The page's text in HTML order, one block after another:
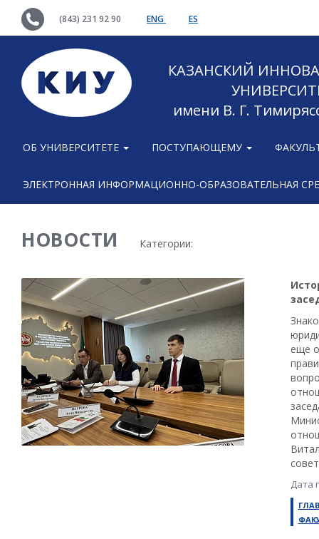
(843) 231 92 90 ENG ES
КАЗАНСКИЙ
имени В. Г.
ОБ УНИВЕРСИТЕТЕ ПОСТУПАЮЩЕМУ
ЭЛЕКТРОННАЯ ИНФОРМАЦИОННО-ОБРАЗОВАТЕЛЬНАЯ
НОВОСТИ Категории:
еще
Дата